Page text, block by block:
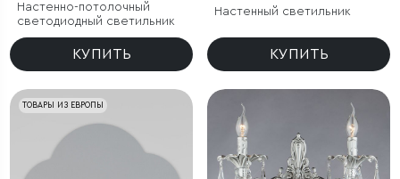
Настенно-потолочный
светодиодный светильник
КУПИТЬ
Настенный светильник
КУПИТЬ
ТОВАРЫ ИЗ ЕВРОПЫ